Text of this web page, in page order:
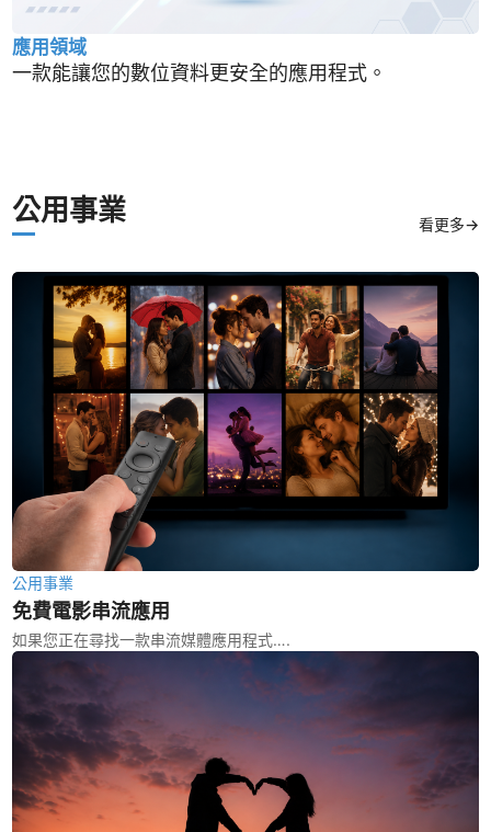
應用領域
一款能讓您的數位資料更安全的應用程式。
公用事業 看更多→
公用事業
免費電影串流應用
如果您正在尋找一款串流媒體應用程式….